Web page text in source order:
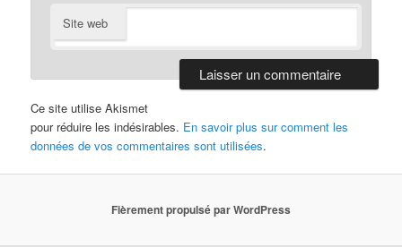
Site web
Ce site utilise Akismet
pour réduire les indésirables. En savoir plus sur comment les
données de vos commentaires sont utilisées.
Fièrement propulsé par WordPress